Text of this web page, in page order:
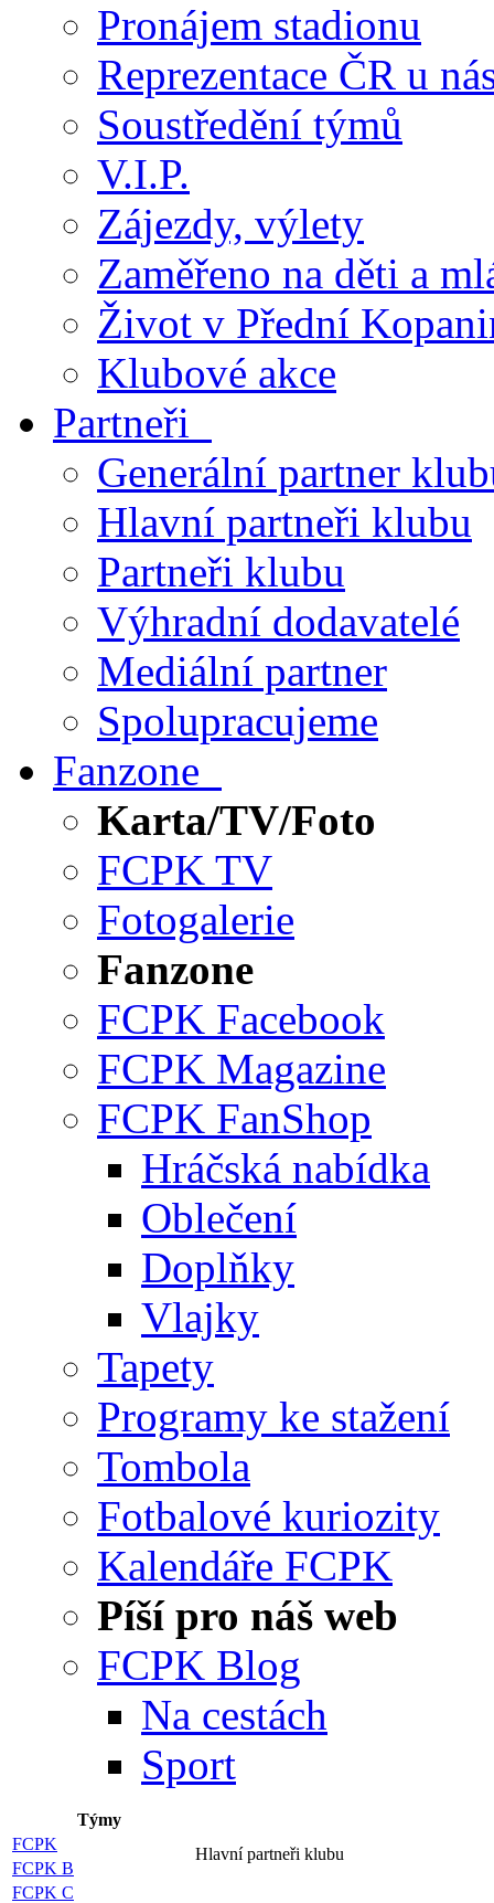
Pronájem stadionu
Reprezentace ČR u
Soustředění týmů
V.I.P.
Zájezdy, výlety
Zaměřeno na děti a
Život v Přední
Klubové akce
Partneři
Generální partner
Hlavní partneři klubu
Partneři klubu
Výhradní dodavatelé
Mediální partner
Spolupracujeme
Fanzone
Karta/TV/Foto
FCPK TV
Fotogalerie
Fanzone
FCPK Facebook
FCPK Magazine
FCPK FanShop
Hráčská nabídka
Oblečení
Doplňky
Vlajky
Tapety
Programy ke stažení
Tombola
Fotbalové kuriozity
Kalendáře FCPK
Píší pro náš web
FCPK Blog
Na cestách
Sport
Týmy
FCPK
FCPK B
FCPK C
Hlavní partneři klubu